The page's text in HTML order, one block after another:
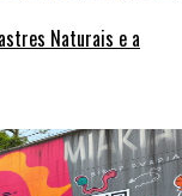
Naturais e a